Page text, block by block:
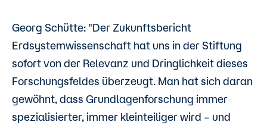
Georg Schütte: "Der Zukunftsbericht
Erdsystemwissenschaft hat uns in der Stiftung
sofort von der Relevanz und Dringlichkeit dieses
Forschungsfeldes überzeugt. Man hat sich daran
gewöhnt, dass Grundlagenforschung immer
spezialisierter, immer kleinteiliger wird – und